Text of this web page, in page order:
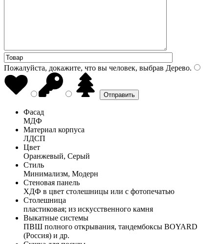
Пожалуйста, докажите, что вы человек, выбрав Дерево.
Фасад
МДФ
Материал корпуса
ЛДСП
Цвет
Оранжевый, Серый
Стиль
Минимализм, Модерн
Стеновая панель
ХДФ в цвет столешницы или с фотопечатью
Столешница
пластиковая; из искусственного камня
Выкатные системы
ПВШ полного открывания, тандембоксы BOYARD
(Россия) и др.